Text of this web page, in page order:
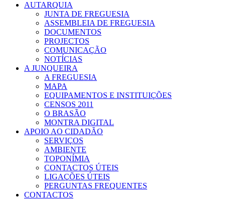
AUTARQUIA
JUNTA DE FREGUESIA
ASSEMBLEIA DE FREGUESIA
DOCUMENTOS
PROJECTOS
COMUNICAÇÃO
NOTÍCIAS
A JUNQUEIRA
A FREGUESIA
MAPA
EQUIPAMENTOS E INSTITUIÇÕES
CENSOS 2011
O BRASÃO
MONTRA DIGITAL
APOIO AO CIDADÃO
SERVIÇOS
AMBIENTE
TOPONÍMIA
CONTACTOS ÚTEIS
LIGAÇÕES ÚTEIS
PERGUNTAS FREQUENTES
CONTACTOS